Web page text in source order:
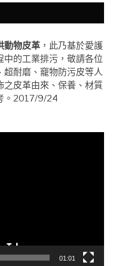
動物皮革 ，此乃基於愛護
的工業排污，敬請各位
耐磨、竉物防污皮等人
之皮革由來、保養、材質
。2017/9/24
01:01